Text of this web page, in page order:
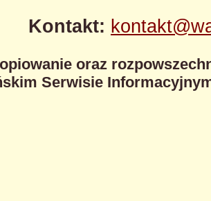
Kontakt:
oraz
Serwisie